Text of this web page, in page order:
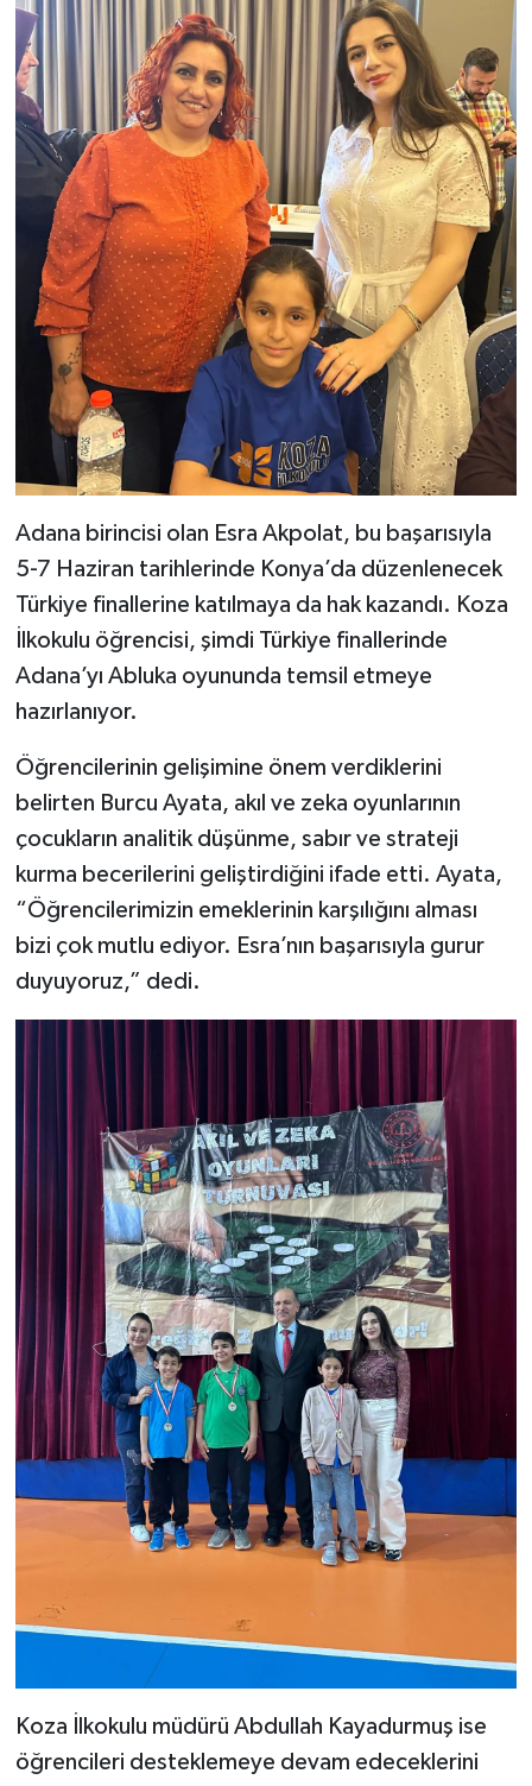
Adana birincisi olan Esra Akpolat, bu başarısıyla
5-7 Haziran tarihlerinde Konya’da düzenlenecek
Türkiye finallerine katılmaya da hak kazandı. Koza
İlkokulu öğrencisi, şimdi Türkiye finallerinde
Adana’yı Abluka oyununda temsil etmeye
hazırlanıyor.
Öğrencilerinin gelişimine önem verdiklerini
belirten Burcu Ayata, akıl ve zeka oyunlarının
çocukların analitik düşünme, sabır ve strateji
kurma becerilerini geliştirdiğini ifade etti. Ayata,
“Öğrencilerimizin emeklerinin karşılığını alması
bizi çok mutlu ediyor. Esra’nın başarısıyla gurur
duyuyoruz,” dedi.
Koza İlkokulu müdürü Abdullah Kayadurmuş ise
öğrencileri desteklemeye devam edeceklerini